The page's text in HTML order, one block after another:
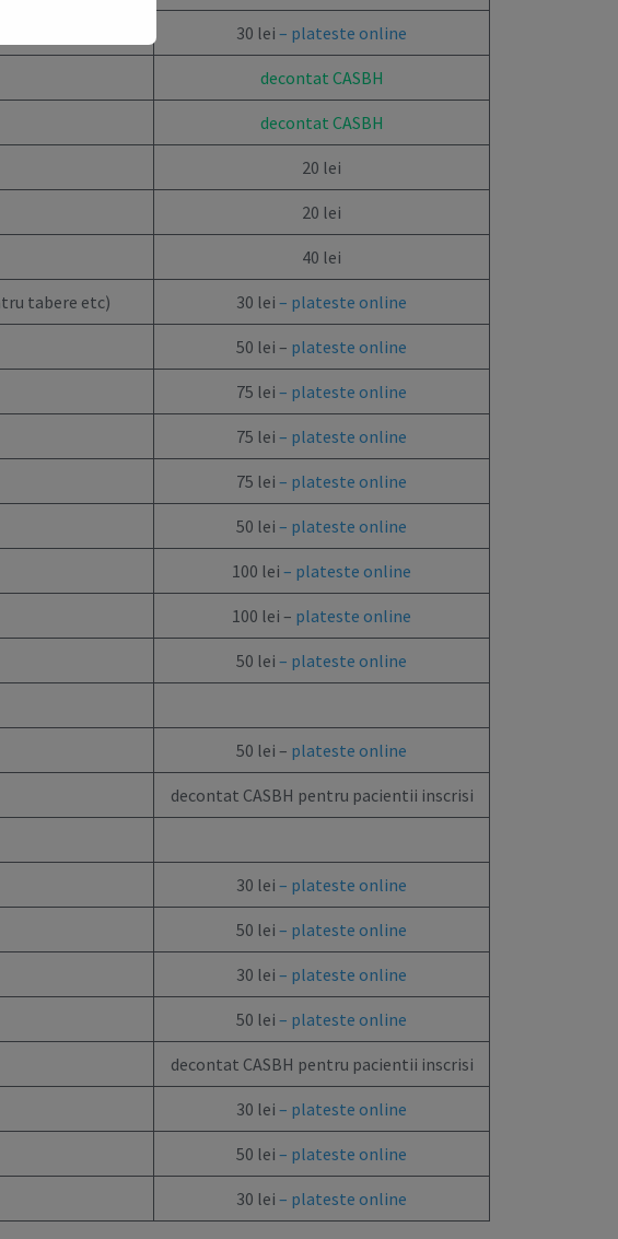
30 lei – plateste online
decontat CASBH
decontat CASBH
20 lei
20 lei
40 lei
tabere etc) 30 lei – plateste online
50 lei – plateste online
75 lei – plateste online
75 lei – plateste online
75 lei – plateste online
50 lei – plateste online
100 lei – plateste online
100 lei – plateste online
50 lei – plateste online
50 lei – plateste online
decontat CASBH pentru pacientii inscrisi
30 lei – plateste online
50 lei – plateste online
30 lei – plateste online
50 lei – plateste online
decontat CASBH pentru pacientii inscrisi
30 lei – plateste online
50 lei – plateste online
30 lei – plateste online